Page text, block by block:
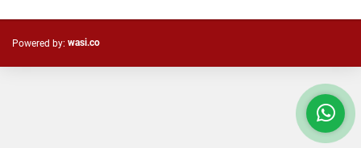
Powered by: wasi.co